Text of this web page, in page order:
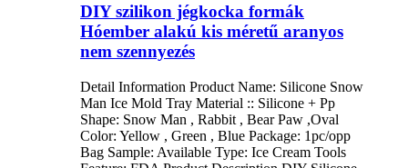
DIY szilikon jégkocka formák
Hóember alakú kis méretű aranyos
nem szennyezés
Detail Information Product Name: Silicone Snow
Man Ice Mold Tray Material :: Silicone + Pp
Shape: Snow Man , Rabbit , Bear Paw ,Oval
Color: Yellow , Green , Blue Package: 1pc/opp
Bag Sample: Available Type: Ice Cream Tools